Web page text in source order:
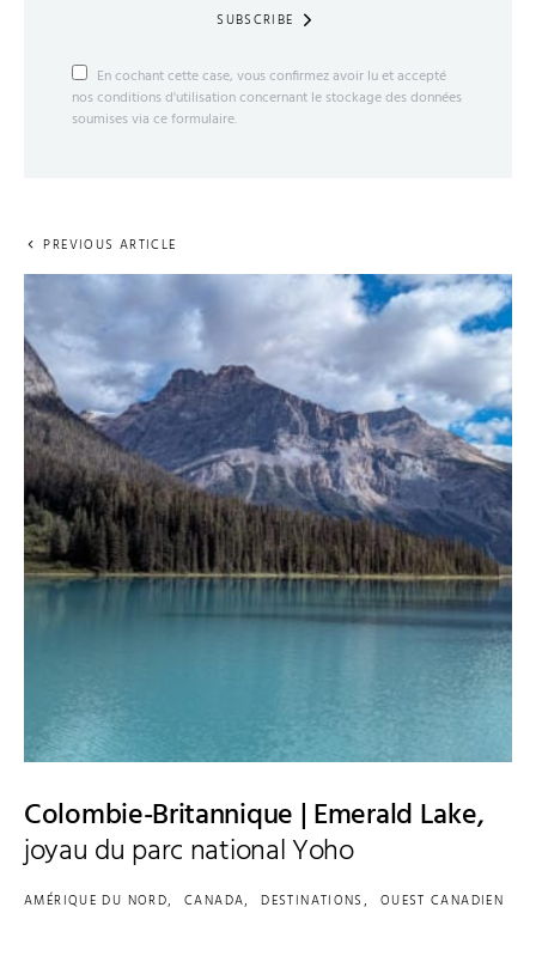
SUBSCRIBE
En cochant cette case, vous confirmez avoir lu et accepté
nos conditions d'utilisation concernant le stockage des données
soumises via ce formulaire.
PREVIOUS ARTICLE
Colombie-Britannique | Emerald Lake,
joyau du parc national Yoho
AMÉRIQUE DU NORD CANADA DESTINATIONS OUEST CANADIEN